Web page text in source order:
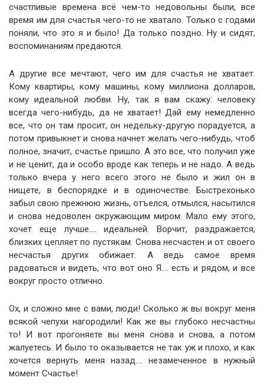
счастливые времена всё чем-то недовольны были, все
время им для счастья чего-то не хватало. Только с годами
поняли, что это я и было! Да только поздно. Ну и сидят,
воспоминаниям предаются.
А другие все мечтают, чего им для счастья не хватает.
Кому квартиры, кому машины, кому миллиона долларов,
кому идеальной любви. Ну, так я вам скажу: человеку
всегда чего-нибудь, да не хватает! Дай ему немедленно
все, что он там просит, он недельку-другую порадуется, а
потом привыкнет и снова начнет желать чего-нибудь, чтоб
полное, значит, счастье пришло. А это все, что получил уже
и не ценит, да и особо вроде как теперь и не надо. А ведь
только вчера у него всего этого не было и жил он в
нищете, в беспорядке и в одиночестве. Быстрехонько
забыл свою прежнюю жизнь, отъелся, отмылся, насытился
и снова недоволен окружающим миром. Мало ему этого,
хочет еще лучше…. идеальней. Ворчит, раздражается,
близких цепляет по пустякам. Снова несчастен и от своего
несчастья других обижает. А ведь самое время
радоваться и видеть, что вот оно Я…. есть и рядом, и все
вокруг просто отлично.
Ох, и сложно мне с вами, люди! Сколько ж вы вокруг меня
всякой чепухи нагородили! Как же вы глубоко несчастны
то! И вот прогоняете вы меня снова и снова, а потом
жалуетесь. И было то оказывается не так уж и плохо, и как
хочется вернуть меня назад…. незамеченное в нужный
момент Счастье!